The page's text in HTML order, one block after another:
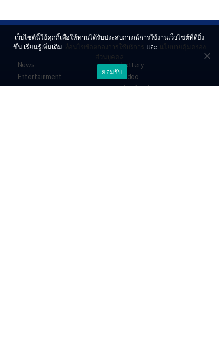
News
Entertainment
Lifestyle
Lottery
Video
ร่วมด้วยช่วยกัน
เว็บไซต์นี้ใช้คุกกี้เพื่อให้ท่านได้รับประสบการณ์การใช้งานเว็บไซต์ที่ดียิ่ง
ขึ้น เรียนรู้เพิ่มเติม เงื่อนไขข้อตกลงการใช้บริการ และ นโยบายคุ้มครอง
ส่วนบุคคล
ยอมรับ